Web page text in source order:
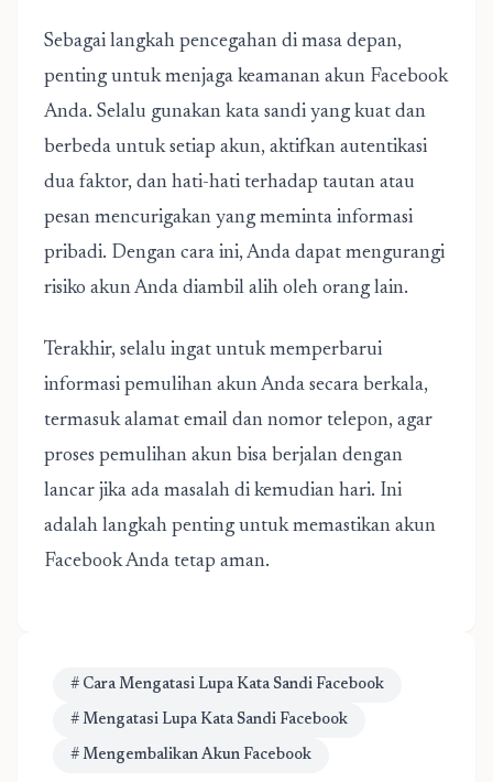
Sebagai langkah pencegahan di masa depan,
penting untuk menjaga keamanan akun Facebook
Anda. Selalu gunakan kata sandi yang kuat dan
berbeda untuk setiap akun, aktifkan autentikasi
dua faktor, dan hati-hati terhadap tautan atau
pesan mencurigakan yang meminta informasi
pribadi. Dengan cara ini, Anda dapat mengurangi
risiko akun Anda diambil alih oleh orang lain.
Terakhir, selalu ingat untuk memperbarui
informasi pemulihan akun Anda secara berkala,
termasuk alamat email dan nomor telepon, agar
proses pemulihan akun bisa berjalan dengan
lancar jika ada masalah di kemudian hari. Ini
adalah langkah penting untukmemastikan akun
Facebook Anda tetap aman.
# Cara Mengatasi Lupa Kata Sandi Facebook
# Mengatasi Lupa Kata Sandi Facebook
# Mengembalikan Akun Facebook